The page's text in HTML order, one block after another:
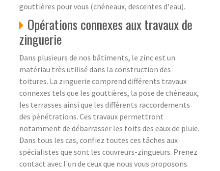
gouttières pour vous (chéneaux, descentes d'eau).
Opérations connexes aux travaux de
zinguerie
Dans plusieurs de nos bâtiments, le zinc est un
matériau très utilisé dans la construction des
toitures. La zinguerie comprend différents travaux
connexes tels que les gouttières, la pose de chéneaux,
les terrasses ainsi que les différents raccordements
des pénétrations. Ces travaux permettront
notamment de débarrasser les toits des eaux de pluie.
Dans tous les cas, confiez toutes ces tâches aux
spécialistes que sont les couvreurs-zingueurs. Prenez
contact avec l'un de ceux que nous vous proposons.